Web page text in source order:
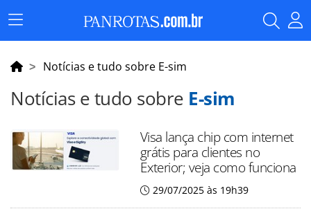
Menu
Principal
Notícias e tudo sobre E-sim
Notícias e tudo sobre E-sim
Visa lança chip com internet
grátis para clientes no
Exterior; veja como funciona
29/07/2025 às 19h39